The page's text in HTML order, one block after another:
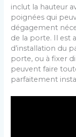
inclut la hauteur
poignées qui
dégagement
de la porte. Il est
d’installation du
porte, ou à fixer
peuvent faire
parfaitement